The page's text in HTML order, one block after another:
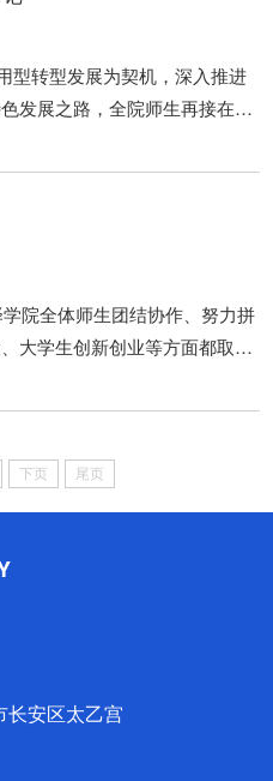
型转型发展为契机，深入推进
发展之路，全院师生再接在
长年...
院全体师生团结协作、努力拼
大学生创新创业等方面都取得
下页 尾页
长安区太乙宫